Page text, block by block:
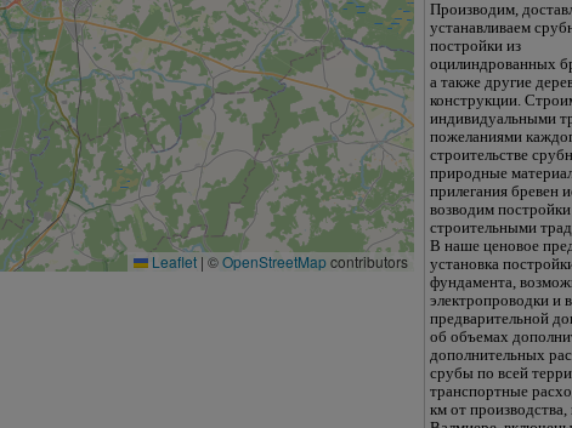
Leaflet | ©OpenStreetMapcontributors
Производим,
устанавливаем
постройки из
оцилиндрованных
а также другие
конструкции.
индивидуальными
пожеланиями
строительстве
природные
прилегания бревен
возводим
строительными
В наше ценовое
установка
фундамента,
электропроводки и
предварительной
об объемах
дополнительных
срубы по всей
транспортные
км от производства,